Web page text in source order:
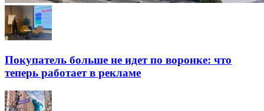
Покупатель больше не идет по воронке: что
теперь работает в рекламе